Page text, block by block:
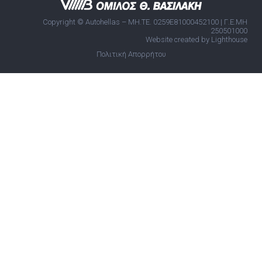
Copyright © Autohellas – ΜΗ.ΤΕ. 0259E81000452100 | Γ.Ε.ΜΗ
250501000
Website created by Lighthouse
Πολιτική Απορρήτου